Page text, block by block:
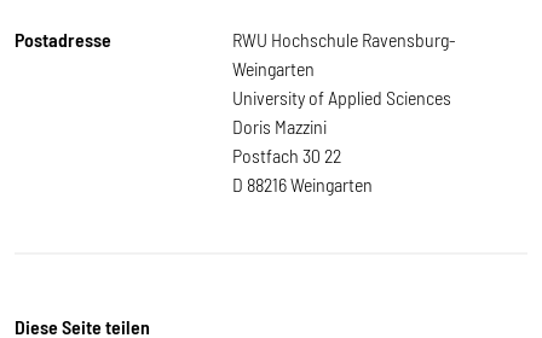
Postadresse
RWU Hochschule Ravensburg-
Weingarten
University of Applied Sciences
Doris Mazzini
Postfach 30 22
D 88216 Weingarten
Diese Seite teilen